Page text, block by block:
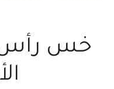
خس رأس